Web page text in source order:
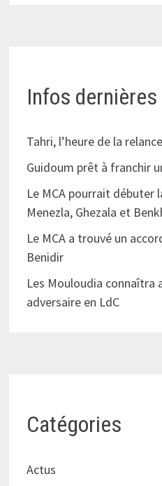
Infos dernières
Tahri, l’heure de la
Guidoum prêt à franchir
Le MCA pourrait débuter
Menezla, Ghezala et
Le MCA a trouvé un
Benidir
Les Mouloudia connaîtra
adversaire en LdC
Catégories
Actus